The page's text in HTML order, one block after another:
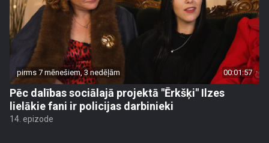
pirms 7 mēnešiem, 3 nedēļām 00:01:57
Pēc dalības sociālajā projektā "Ērkšķi" Ilzes
lielākie fani ir policijas darbinieki
14. epizode